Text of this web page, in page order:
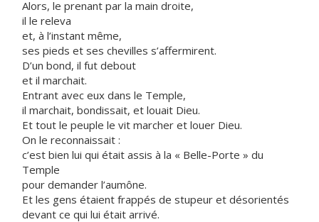
Alors, le prenant par la main droite,
il le releva
et, à l’instant même,
ses pieds et ses chevilles s’affermirent.
D’un bond, il fut debout
et il marchait.
Entrant avec eux dans le Temple,
il marchait, bondissait, et louait Dieu.
Et tout le peuple le vit marcher et louer Dieu.
On le reconnaissait :
c’est bien lui qui était assis à la « Belle-Porte » du
Temple
pour demander l’aumône.
Et les gens étaient frappés de stupeur et désorientés
devant ce qui lui était arrivé.